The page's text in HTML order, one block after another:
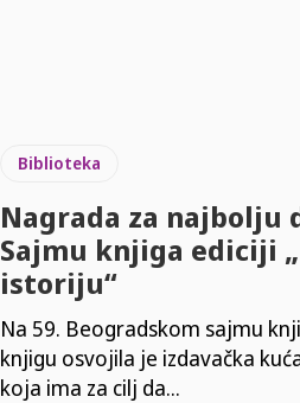
Biblioteka
Nagrada za najbolju
Sajmu knjiga ediciji
istoriju“
Na 59. Beogradskom sajmu
knjigu osvojila je izdavačka
koja ima za cilj da...